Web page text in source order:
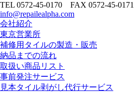
TEL 0572-45-0170 FAX 0572-45-0171
info@repailealpha.com
会社紹介
東京営業所
補修用タイルの製造・販売
納品までの流れ
取扱い商品リスト
事前発注サービス
見本タイル剥がし代行サービス